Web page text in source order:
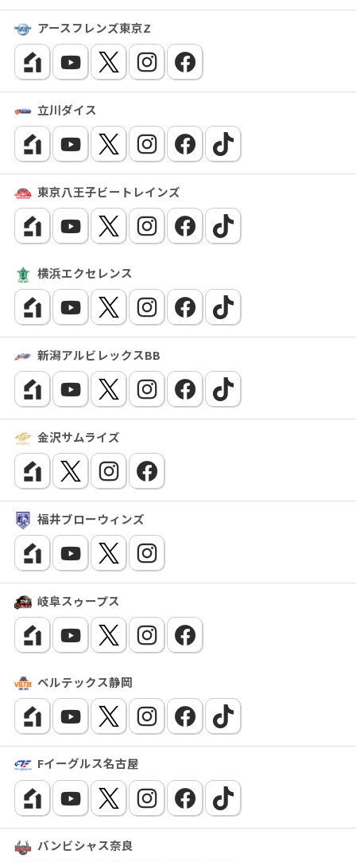
アースフレンズ東京Z
立川ダイス
東京八王子ビートレインズ
横浜エクセレンス
新潟アルビレックスBB
金沢サムライズ
福井ブローウィンズ
岐阜スゥープス
ベルテックス静岡
Fイーグルス名古屋
バンビシャス奈良